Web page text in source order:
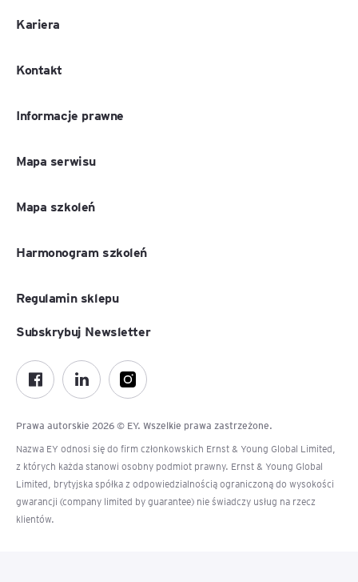
Kariera
Kontakt
Informacje prawne
Mapa serwisu
Mapa szkoleń
Harmonogram szkoleń
Regulamin sklepu
Prawa autorskie 2026 © EY. Wszelkie prawa zastrzeżone.
Nazwa EY odnosi się do firm członkowskich Ernst & Young Global Limited,
z których każda stanowi osobny podmiot prawny. Ernst & Young Global
Limited, brytyjska spółka z odpowiedzialnością ograniczoną do wysokości
gwarancji (company limited by guarantee) nie świadczy usług na rzecz
klientów.
Subskrybuj Newsletter